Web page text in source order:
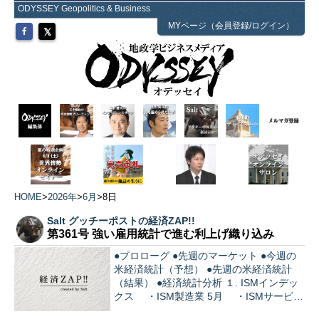
ODYSSEY Geopolitics & Business
MYページ（会員登録/ログイン）
HOME>2026年>6月 >8日
Salt グッチーポストの経済ZAP!!
第361号 強い雇用統計で進む利上げ織り込み
●プロローグ ●先週のマーケット ●今週の
米経済統計（予想） ●先週の米経済統計
（結果） ●経済統計分析 １. ISMインデッ
クス ・ISM製造業 5月 ・ISMサービス